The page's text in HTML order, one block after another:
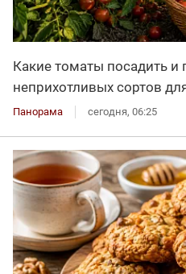
Какие томаты посадить и
неприхотливых сортов
Панорама сегодня, 06:25